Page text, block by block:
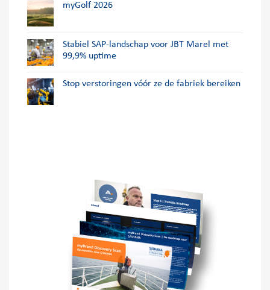
myGolf 2026
Stabiel SAP-landschap voor JBT Marel met
99,9% uptime
Stop verstoringen vóór ze de fabriek bereiken